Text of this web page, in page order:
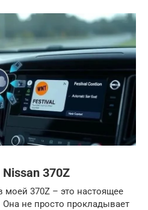
370Z
моей 370Z – это настоящее
Она не просто прокладывает